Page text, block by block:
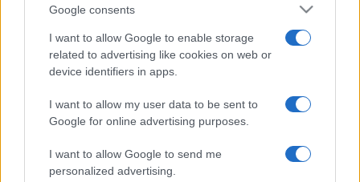
Google consents
I want to allow Google to enable storage
related to advertising like cookies on web or
device identifiers in apps.
I want to allow my user data to be sent to
Google for online advertising purposes.
I want to allow Google to send me
personalized advertising.
„Már miután elhagytam Magyarországot, a
menekülttáborban megszületett a gondolat, hogy
megalapítom ezt a zenekart. A brit progresszív rockot és az
amerikai fúziós jazzt akartam összehozni” – hangsúlyozta
Leslie Mandoki. Mint felidézte, a Hungarian Pictures/Magyar
Képektémáját 18 évvel ezelőtt vetette fel neki Jon Lord, a
Deep Purple billentyűse és Greg Lake, az Emerson, Lake &
Palmer (ELP) énekese, basszusgitárosa. Utóbbi csapat, az